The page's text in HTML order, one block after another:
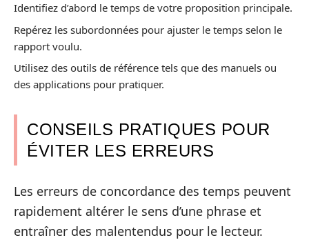
Identifiez d’abord le temps de votre proposition principale.
Repérez les subordonnées pour ajuster le temps selon le
rapport voulu.
Utilisez des outils de référence tels que des manuels ou
des applications pour pratiquer.
CONSEILS PRATIQUES POUR
ÉVITER LES ERREURS
Les erreurs de concordance des temps peuvent
rapidement altérer le sens d’une phrase et
entraîner des malentendus pour le lecteur.